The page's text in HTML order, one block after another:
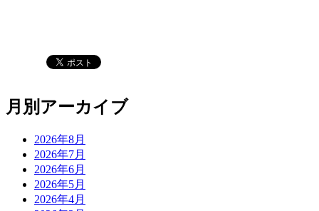
月別アーカイブ
2026年8月
2026年7月
2026年6月
2026年5月
2026年4月